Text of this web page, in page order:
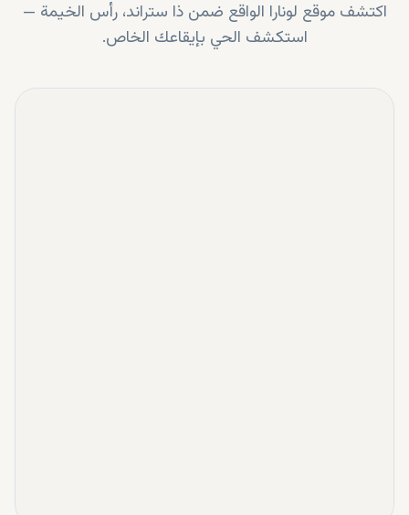
اكتشف موقع لونارا الواقع ضمن ذا ستراند، رأس الخيمة —
استكشف الحي بإيقاعك الخاص.